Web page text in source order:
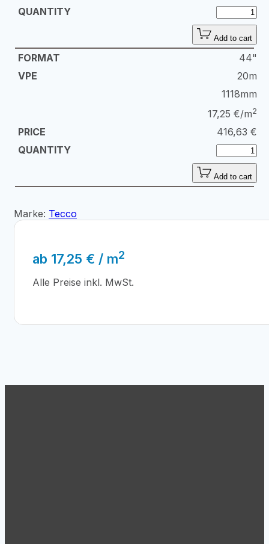
Add to cart
44"
20m
1118mm
17,25 €/m2
416,63 €
Add to cart
Marke: Tecco
ab 17,25 € / m2
Alle Preise inkl. MwSt.